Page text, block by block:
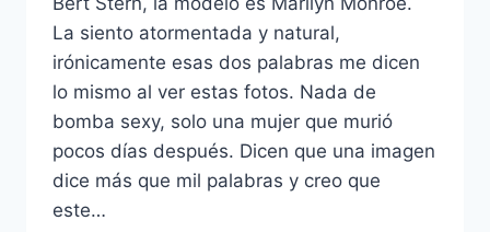
La siento atormentada y natural,
irónicamente esas dos palabras me dicen
lo mismo al ver estas fotos. Nada de
bomba sexy, solo una mujer que murió
pocos días después. Dicen que una imagen
dice más que mil palabras y creo que
este…